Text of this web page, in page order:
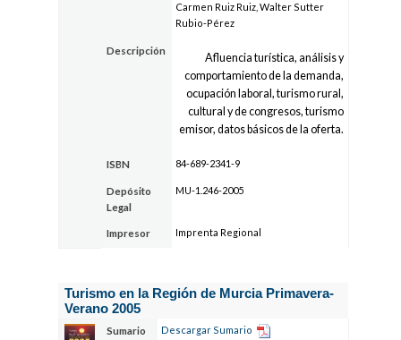
Carmen Ruiz Ruiz, Walter Sutter
Rubio-Pérez
Descripción
Afluencia turística, análisis y
comportamiento de la demanda,
ocupación laboral, turismo rural,
cultural y de congresos, turismo
emisor, datos básicos de la oferta.
ISBN 84-689-2341-9
Depósito
Legal
MU-1.246-2005
Impresor Imprenta Regional
Turismo en la Región de Murcia Primavera-
Verano 2005
Sumario Descargar Sumario